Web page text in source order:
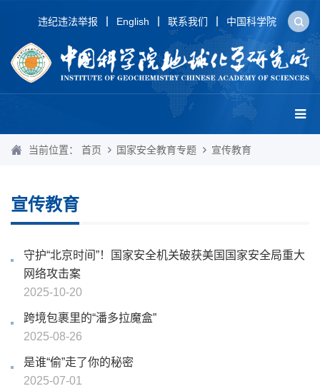
违纪违法举报 English 联系我们 中国科学院
当前位置： 首页 国家安全教育专题 宣传教育
宣传教育
守护“北京时间”！国家安全机关破获美国国家安全局重大
网络攻击案
2025-10-20
跨境包裹里的“潘多拉魔盒”
2025-08-26
是谁“偷”走了你的秘密
2025-07-01